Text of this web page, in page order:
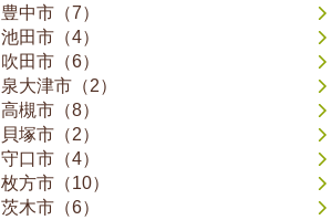
豊中市（7）
池田市（4）
吹田市（6）
泉大津市（2）
高槻市（8）
貝塚市（2）
守口市（4）
枚方市（10）
茨木市（6）